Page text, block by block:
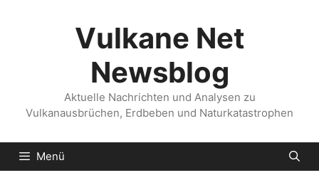
Vulkane Net
Newsblog
Aktuelle Nachrichten und Analysen zu
Vulkanausbrüchen, Erdbeben und Naturkatastrophen
Menü